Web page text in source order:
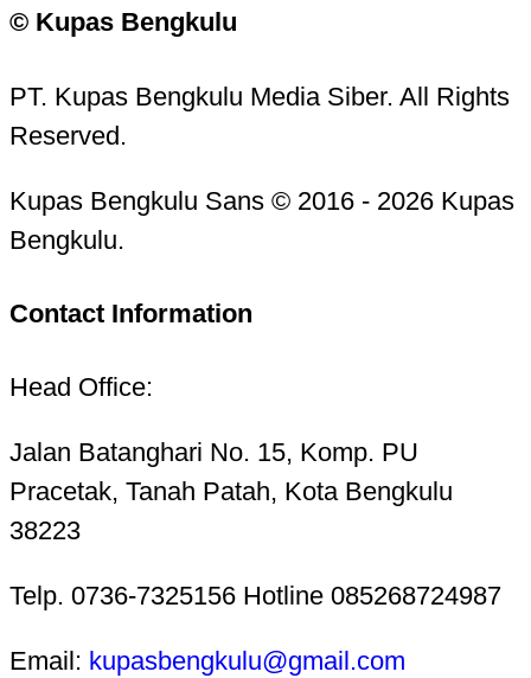
© Kupas Bengkulu
PT. Kupas Bengkulu Media Siber. All Rights
Reserved.
Kupas Bengkulu Sans © 2016 - 2026 Kupas
Bengkulu.
Contact Information
Head Office:
Jalan Batanghari No. 15, Komp. PU
Pracetak, Tanah Patah, Kota Bengkulu
38223
Telp. 0736-7325156 Hotline 085268724987
Email: kupasbengkulu@gmail.com